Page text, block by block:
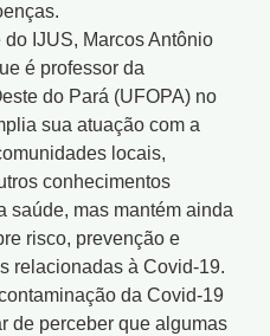
IJUS, Marcos Antônio
é professor da
do Pará (UFOPA) no
sua atuação com a
locais,
conhecimentos
saúde, mas mantém ainda
risco, prevenção e
relacionadas à Covid-19.
da Covid-19
de perceber que algumas